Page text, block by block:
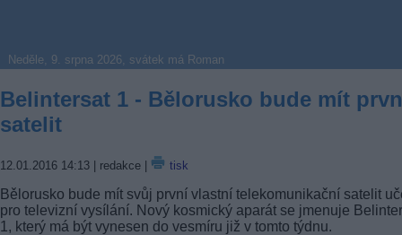
Neděle, 9. srpna 2026, svátek má Roman
Belintersat 1 - Bělorusko bude mít
satelit
12.01.2016 14:13 | redakce | tisk
Bělorusko bude mít svůj první vlastní telekomunikační satelit
pro televizní vysílání. Nový kosmický aparát se jmenuje
1, který má být vynesen do vesmíru již v tomto týdnu.